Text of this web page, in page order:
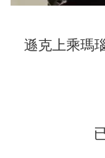
遜克上乘瑪